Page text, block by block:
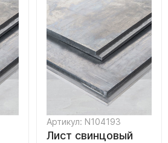
Артикул: N104193
Лист свинцовый